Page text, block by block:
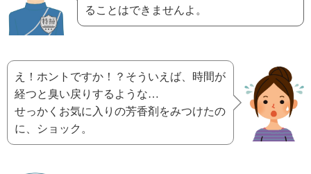
ることはできませんよ。
え！ホントですか！？そういえば、時間が
経つと臭い戻りするような…
せっかくお気に入りの芳香剤をみつけたの
に、ショック。